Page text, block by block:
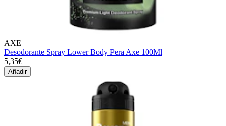
AXE
Desodorante Spray Lower Body Pera Axe 100Ml
5,35€
Añadir